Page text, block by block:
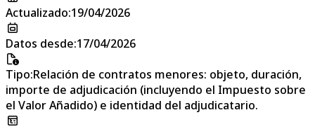
Actualizado:19/04/2026
Datos desde:17/04/2026
Tipo:Relación de contratos menores: objeto, duración,
importe de adjudicación (incluyendo el Impuesto sobre
el Valor Añadido) e identidad del adjudicatario.